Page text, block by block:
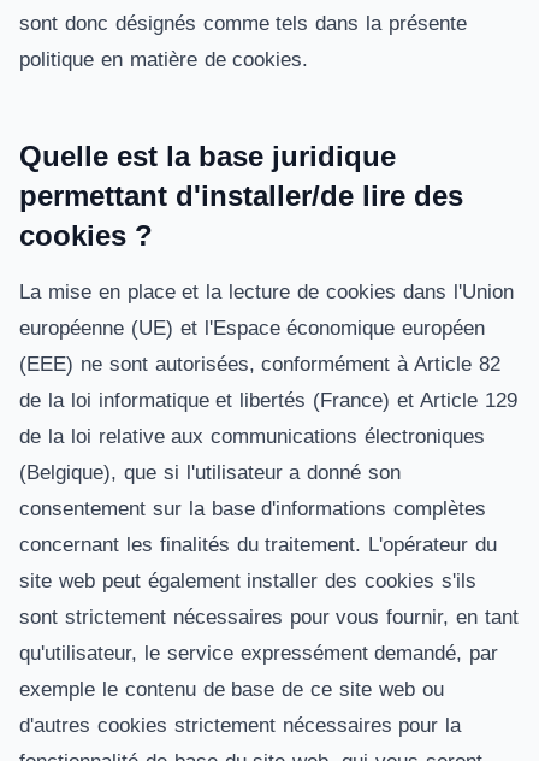
sont donc désignés comme tels dans la présente
politique en matière de cookies.
Quelle est la base juridique
permettant d'installer/de lire des
cookies ?
La mise en place et la lecture de cookies dans l'Union
européenne (UE) et l'Espace économique européen
(EEE) ne sont autorisées, conformément à Article 82
de la loi informatique et libertés (France) et Article 129
de la loi relative aux communications électroniques
(Belgique), que si l'utilisateur a donné son
consentement sur la base d'informations complètes
concernant les finalités du traitement. L'opérateur du
site web peut également installer des cookies s'ils
sont strictement nécessaires pour vous fournir, en tant
qu'utilisateur, le service expressément demandé, par
exemple le contenu de base de ce site web ou
d'autres cookies strictement nécessaires pour la